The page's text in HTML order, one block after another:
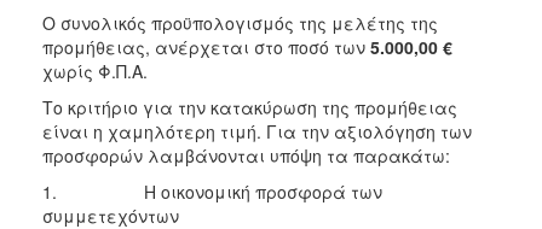
Ο συνολικός προϋπολογισμός της μελέτης της
προμήθειας, ανέρχεται στο ποσό των 5.000,00 €
χωρίς Φ.Π.Α.
Το κριτήριο για την κατακύρωση της προμήθειας
είναι η χαμηλότερη τιμή. Για την αξιολόγηση των
προσφορών λαμβάνονται υπόψη τα παρακάτω:
1. Η οικονομική προσφορά των
συμμετεχόντων